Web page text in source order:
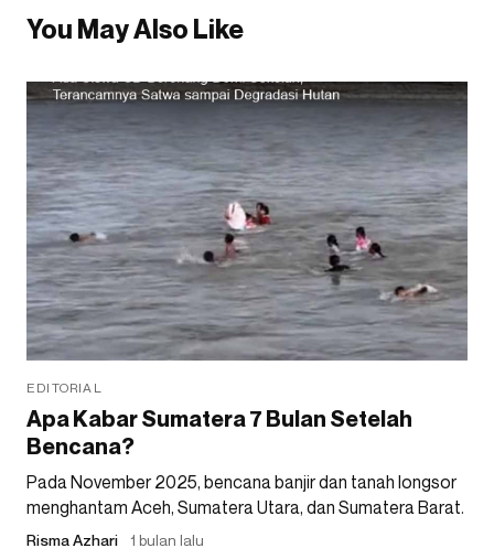
You May Also Like
EDITORIAL
Apa Kabar Sumatera 7 Bulan Setelah
Bencana?
Pada November 2025, bencana banjir dan tanah longsor
menghantam Aceh, Sumatera Utara, dan Sumatera Barat.
Risma Azhari 1 bulan lalu